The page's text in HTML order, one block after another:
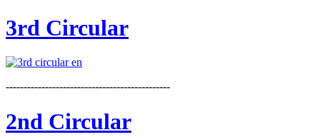
3rd Circular
----------------------------------------------
2nd Circular